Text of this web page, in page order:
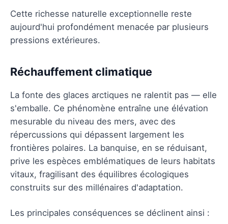
Cette richesse naturelle exceptionnelle reste
aujourd'hui profondément menacée par plusieurs
pressions extérieures.
Réchauffement climatique
La fonte des glaces arctiques ne ralentit pas — elle
s'emballe. Ce phénomène entraîne une élévation
mesurable du niveau des mers, avec des
répercussions qui dépassent largement les
frontières polaires. La banquise, en se réduisant,
prive les espèces emblématiques de leurs habitats
vitaux, fragilisant des équilibres écologiques
construits sur des millénaires d'adaptation.
Les principales conséquences se déclinent ainsi :